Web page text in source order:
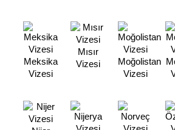
Meksika
Vizesi
Mısır
Vizesi
Moğolistan
Vizesi